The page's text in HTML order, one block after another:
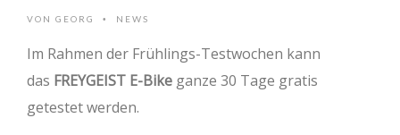
VON GEORG • NEWS
Im Rahmen der Frühlings-Testwochen kann
das FREYGEIST E-Bike ganze 30 Tage gratis
getestet werden.